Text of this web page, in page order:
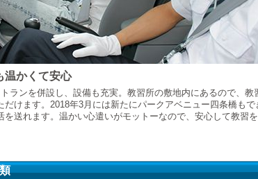
温かくて安心
ランを併設し、設備も充実。教習所の敷地内にあるので、教
だけます。2018年3月には新たにパークアベニュー四条橋もで
を送れます。温かい心遣いがモットーなので、安心して教習